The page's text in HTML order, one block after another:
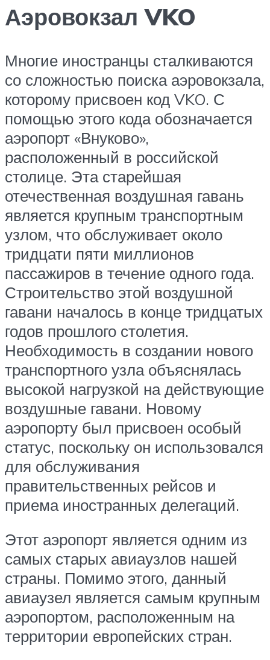
Аэровокзал VKO
Многие иностранцы сталкиваются
со сложностью поиска аэровокзала,
которому присвоен код VKO. С
помощью этого кода обозначается
аэропорт «Внуково»,
расположенный в российской
столице. Эта старейшая
отечественная воздушная гавань
является крупным транспортным
узлом, что обслуживает около
тридцати пяти миллионов
пассажиров в течение одного года.
Строительство этой воздушной
гавани началось в конце тридцатых
годов прошлого столетия.
Необходимость в создании нового
транспортного узла объяснялась
высокой нагрузкой на действующие
воздушные гавани. Новому
аэропорту был присвоен особый
статус, поскольку он использовался
для обслуживания
правительственных рейсов и
приема иностранных делегаций.
Этот аэропорт является одним из
самых старых авиаузлов нашей
страны. Помимо этого, данный
авиаузел является самым крупным
аэропортом, расположенным на
территории европейских стран.